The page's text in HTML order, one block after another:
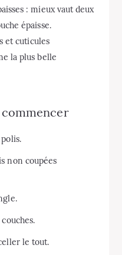
: mieux vaut deux
épaisse.
et cuticules
la plus belle
non coupées
le tout.